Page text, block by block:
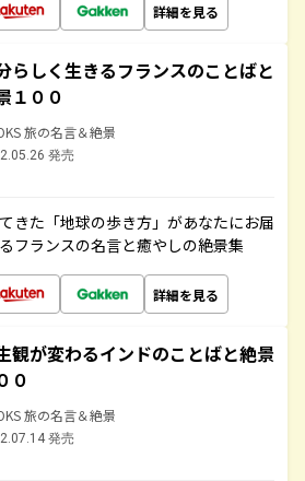
詳細を見る
らしく生きるフランスのことばと
１００
旅の名言＆絶景
発売
きた「地球の歩き方」があなたにお届
フランスの名言と癒やしの絶景集
詳細を見る
観が変わるインドのことばと絶景
０
旅の名言＆絶景
発売